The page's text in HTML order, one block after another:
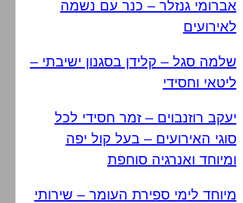
אברומי גנזלר – כנר עם נשמה
לאירועים
שלמה סגל – קלידן בסגנון ישיבתי –
ליטאי וחסידי
יעקב רוזנבוים – זמר חסידי לכל
סוגי האירועים – בעל קול יפה
ומיוחד ואנרגיה סוחפת
מיוחד לימי ספירת העומר – שירותי